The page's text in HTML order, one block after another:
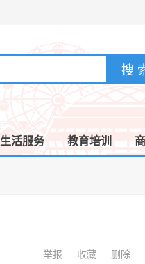
生活服务 教育培训
删除
收藏
举报